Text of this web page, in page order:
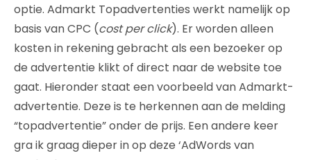
optie. Admarkt Topadvertenties werkt namelijk op
basis van CPC (cost per click). Er worden alleen
kosten in rekening gebracht als een bezoeker op
de advertentie klikt of direct naar de website toe
gaat. Hieronder staat een voorbeeld van Admarkt-
advertentie. Deze is te herkennen aan de melding
“topadvertentie” onder de prijs. Een andere keer
gra ik graag dieper in op deze ‘AdWords van